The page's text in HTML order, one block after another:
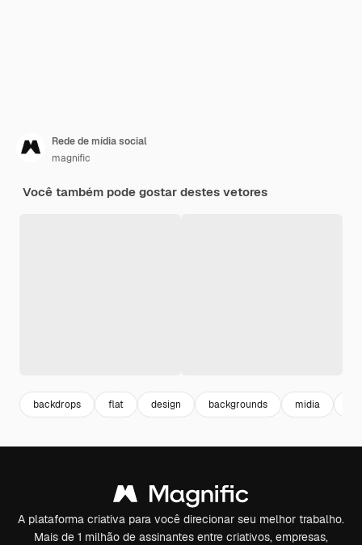
Rede de mídia social
magnific
Você também pode gostar destes vetores
backdrops flat design backgrounds midia
A plataforma criativa para você direcionar seu melhor trabalho.
Mais de 1 milhão de assinantes entre criativos, empresas,